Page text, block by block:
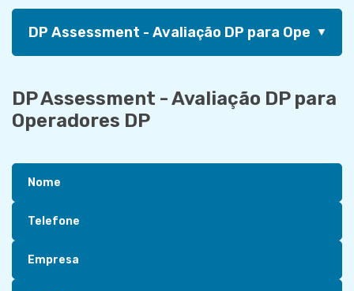
DP Assessment - Avaliação DP para
Operadores DP
Nome
Telefone
Empresa